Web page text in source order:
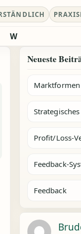
W
Neueste
Marktformen
Profit/Loss-
Feedback-
Feedback